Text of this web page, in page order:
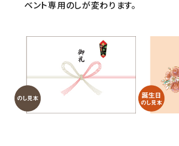
ベント専用のしが変わります。